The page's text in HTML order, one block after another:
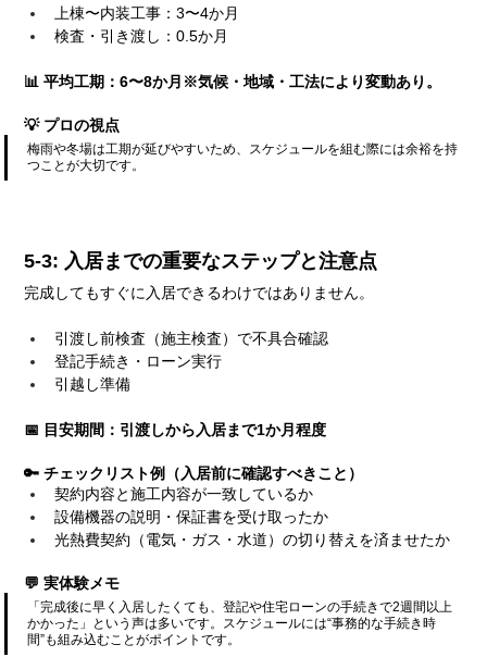
上棟〜内装工事：3〜4か月
検査・引き渡し：0.5か月
📊 平均工期：6〜8か月※気候・地域・工法により変動あり。
💡 プロの視点
梅雨や冬場は工期が延びやすいため、スケジュールを組む際には余裕を持
つことが大切です。
5-3: 入居までの重要なステップと注意点
完成してもすぐに入居できるわけではありません。
引渡し前検査（施主検査）で不具合確認
登記手続き・ローン実行
引越し準備
📅 目安期間：引渡しから入居まで1か月程度
🔑 チェックリスト例（入居前に確認すべきこと）
契約内容と施工内容が一致しているか
設備機器の説明・保証書を受け取ったか
光熱費契約（電気・ガス・水道）の切り替えを済ませたか
💬 実体験メモ
「完成後に早く入居したくても、登記や住宅ローンの手続きで2週間以上
かかった」という声は多いです。スケジュールには“事務的な手続き時
間”も組み込むことがポイントです。